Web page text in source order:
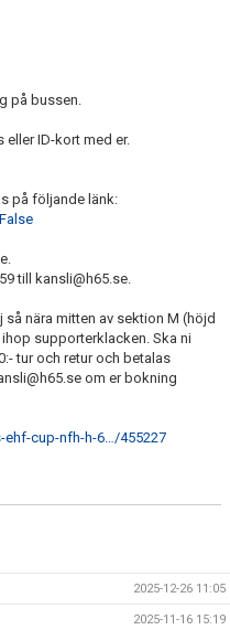
på bussen.
eller ID-kort med er.
på följande länk:
till kansli@h65.se.
nära mitten av sektion M (höjd
supporterklacken. Ska ni
tur och retur och betalas
om er bokning
cup-nfh-h-6…/455227
2025-12-26 11:05
2025-11-16 15:19